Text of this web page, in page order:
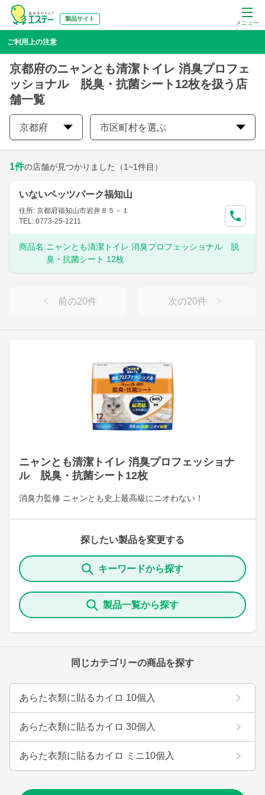
メニュー
製品サイト
ご利用上の注意
京都府のニャンとも清潔トイレ 消臭プロフェ
ッショナル 脱臭・抗菌シート12枚を扱う店
舗一覧
京都府 市区町村を選ぶ
ニャンとも清潔トイレ 消臭プロフェッショナ
ル 脱臭・抗菌シート12枚
消臭力監修 ニャンとも史上最高級にニオわない！
探したい製品を変更する
キーワードから探す
製品一覧から探す
同じカテゴリーの商品を探す
あらた衣類に貼るカイロ 10個入
あらた衣類に貼るカイロ 30個入
あらた衣類に貼るカイロ ミニ10個入
1件の店舗が見つかりました （1~1件目）
いないペッツパーク福知山
住所: 京都府福知山市岩井８５－１
TEL: 0773-25-1211
商品名:ニャンとも清潔トイレ 消臭プロフェッショナル 脱
臭・抗菌シート 12枚
前の20件 次の20件